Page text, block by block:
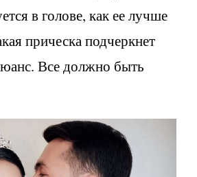
в голове, как ее лучше
прическа подчеркнет
Все должно быть